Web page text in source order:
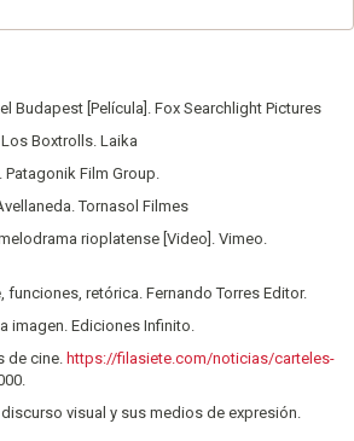
Budapest [Película]. Fox Searchlight Pictures
Boxtrolls. Laika
Patagonik Film Group.
Tornasol Filmes
rioplatense [Video]. Vimeo.
funciones, retórica. Fernando Torres Editor.
imagen. Ediciones Infinito.
de cine. https://filasiete.com/noticias/carteles-
discurso visual y sus medios de expresión.